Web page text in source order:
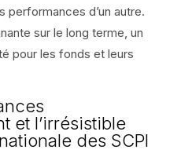
performances d’un autre.
sur le long terme, un
pour les fonds et leurs
et l’irrésistible
des SCPI